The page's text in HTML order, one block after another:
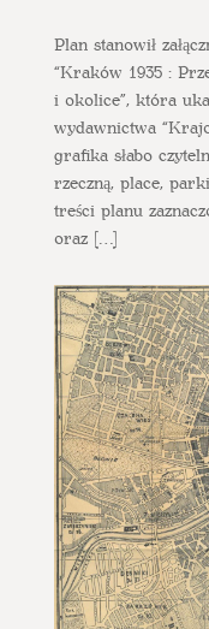
Plan stanowił
“Kraków 1935 :
i okolice”, która
wydawnictwa
grafika słabo
rzeczną, place,
treści planu
oraz […]